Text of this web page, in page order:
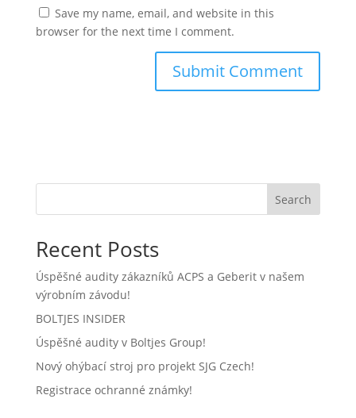
Save my name, email, and website in this
browser for the next time I comment.
Search
Recent Posts
Úspěšné audity zákazníků ACPS a Geberit v našem
výrobním závodu!
BOLTJES INSIDER
Úspěšné audity v Boltjes Group!
Nový ohýbací stroj pro projekt SJG Czech!
Registrace ochranné známky!